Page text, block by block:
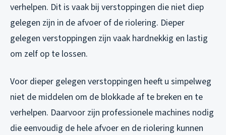
verhelpen. Dit is vaak bij verstoppingen die niet diep
gelegen zijn in de afvoer of de riolering. Dieper
gelegen verstoppingen zijn vaak hardnekkig en lastig
om zelf op te lossen.
Voor dieper gelegen verstoppingen heeft u simpelweg
niet de middelen om de blokkade af te breken en te
verhelpen. Daarvoor zijn professionele machines nodig
die eenvoudig de hele afvoer en de riolering kunnen